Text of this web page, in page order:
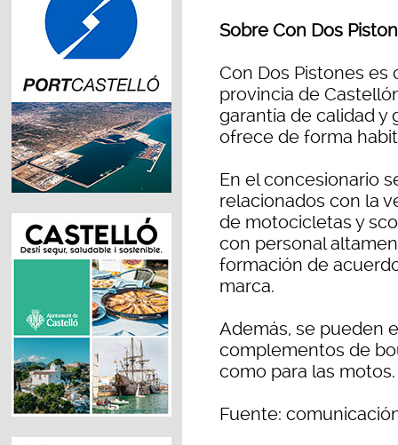
Sobre Con Dos
Con Dos Pistones es
provincia de
garantía de calidad y
ofrece de forma
En el concesionario
relacionados con la
de motocicletas y
con personal
formación de
marca.
Además, se pueden
complementos de
como para las motos.
Fuente: